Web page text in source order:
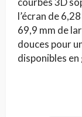
l’écran de
69,9 mm de
douces pour
disponibles